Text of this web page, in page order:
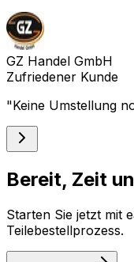
GZ Handel GmbH
Zufriedener Kunde
"Keine Umstellung
Bereit, Zeit
Starten Sie jetzt mit
Teilebestellprozess.